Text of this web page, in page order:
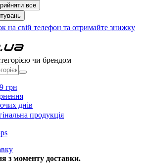
все
на свій телефон та отримайте знижку
чи брендом
грн
днів
продукція
з моменту доставки.